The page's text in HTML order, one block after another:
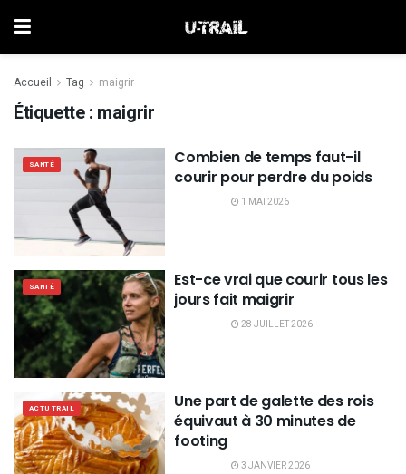
Accueil Tag maigrir
Étiquette : maigrir
SANTÉ
Combien de temps faut-il
courir pour perdre du poids
1 MAI 2026
SANTÉ
Est-ce vrai que courir tous les
jours fait maigrir
28 JUILLET 2026
ACTU TRAIL
Une part de galette des rois
équivaut à 30 minutes de
footing
3 JANVIER 2026